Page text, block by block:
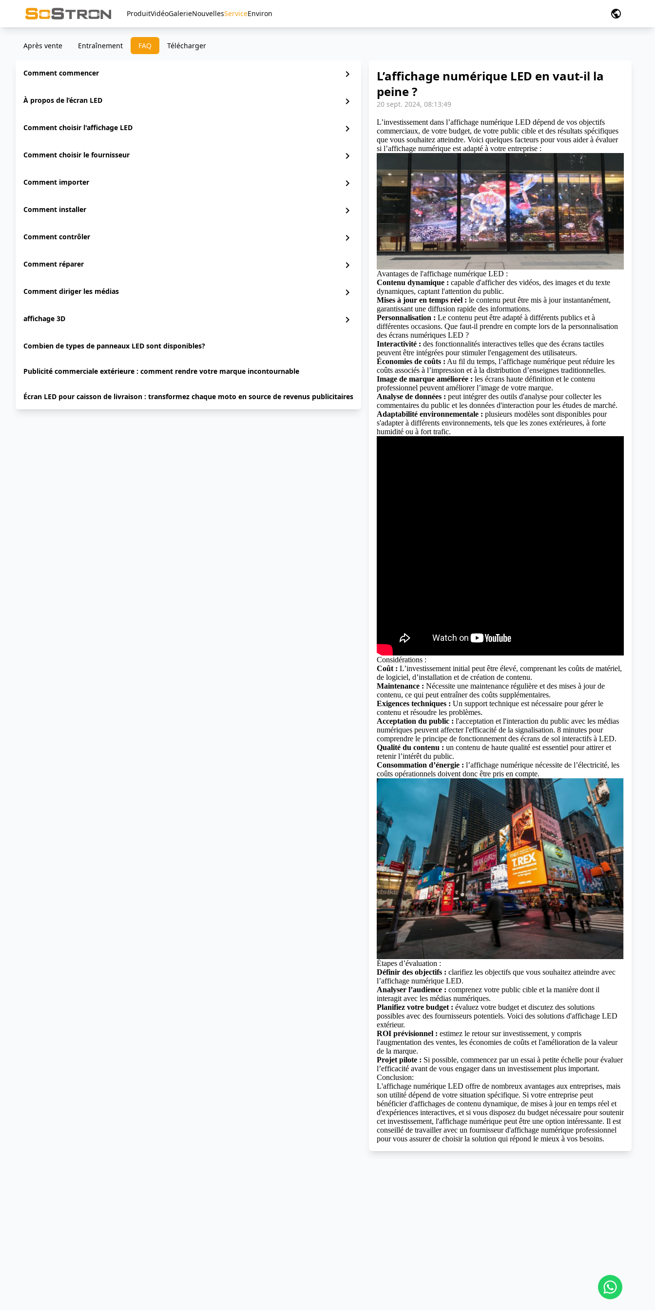
ProduitVidéoGalerieNouvellesServiceEnviron public
Après vente Entraînement FAQ Télécharger
Comment commencer chevron_right
À propos de l’écran LED chevron_right
Comment choisir l'affichage LED chevron_right
Comment choisir le fournisseur chevron_right
Comment importer chevron_right
Comment installer chevron_right
Comment contrôler chevron_right
Comment réparer chevron_right
Comment diriger les médias chevron_right
affichage 3D chevron_right
Combien de types de panneaux LED sont disponibles?
Publicité commerciale extérieure : comment rendre votre marque incontournable
Écran LED pour caisson de livraison : transformez chaque moto en source de revenus publicitaires
L’affichage numérique LED en vaut-il la
peine ?
20 sept. 2024, 08:13:49
L’investissement dans l’affichage numérique LED dépend de vos objectifs
commerciaux, de votre budget, de votre public cible et des résultats spécifiques
que vous souhaitez atteindre. Voici quelques facteurs pour vous aider à évaluer
si l’affichage numérique est adapté à votre entreprise :
Avantages de l'affichage numérique LED :
Contenu dynamique : capable d'afficher des vidéos, des images et du texte
dynamiques, captant l'attention du public.
Mises à jour en temps réel : le contenu peut être mis à jour instantanément,
garantissant une diffusion rapide des informations.
Personnalisation : Le contenu peut être adapté à différents publics et à
différentes occasions. Que faut-il prendre en compte lors de la personnalisation
des écrans numériques LED ?
Interactivité : des fonctionnalités interactives telles que des écrans tactiles
peuvent être intégrées pour stimuler l'engagement des utilisateurs.
Économies de coûts : Au fil du temps, l’affichage numérique peut réduire les
coûts associés à l’impression et à la distribution d’enseignes traditionnelles.
Image de marque améliorée : les écrans haute définition et le contenu
professionnel peuvent améliorer l’image de votre marque.
Analyse de données : peut intégrer des outils d'analyse pour collecter les
commentaires du public et les données d'interaction pour les études de marché.
Adaptabilité environnementale : plusieurs modèles sont disponibles pour
s'adapter à différents environnements, tels que les zones extérieures, à forte
humidité ou à fort trafic.
Considérations :
Coût : L’investissement initial peut être élevé, comprenant les coûts de matériel,
de logiciel, d’installation et de création de contenu.
Maintenance : Nécessite une maintenance régulière et des mises à jour de
contenu, ce qui peut entraîner des coûts supplémentaires.
Exigences techniques : Un support technique est nécessaire pour gérer le
contenu et résoudre les problèmes.
Acceptation du public : l'acceptation et l'interaction du public avec les médias
numériques peuvent affecter l'efficacité de la signalisation. 8 minutes pour
comprendre le principe de fonctionnement des écrans de sol interactifs à LED.
Qualité du contenu : un contenu de haute qualité est essentiel pour attirer et
retenir l’intérêt du public.
Consommation d’énergie : l’affichage numérique nécessite de l’électricité, les
coûts opérationnels doivent donc être pris en compte.
Étapes d’évaluation :
Définir des objectifs : clarifiez les objectifs que vous souhaitez atteindre avec
l’affichage numérique LED.
Analyser l’audience : comprenez votre public cible et la manière dont il
interagit avec les médias numériques.
Planifiez votre budget : évaluez votre budget et discutez des solutions
possibles avec des fournisseurs potentiels. Voici des solutions d'affichage LED
extérieur.
ROI prévisionnel : estimez le retour sur investissement, y compris
l'augmentation des ventes, les économies de coûts et l'amélioration de la valeur
de la marque.
Projet pilote : Si possible, commencez par un essai à petite échelle pour évaluer
l’efficacité avant de vous engager dans un investissement plus important.
Conclusion:
L'affichage numérique LED offre de nombreux avantages aux entreprises, mais
son utilité dépend de votre situation spécifique. Si votre entreprise peut
bénéficier d'affichages de contenu dynamique, de mises à jour en temps réel et
d'expériences interactives, et si vous disposez du budget nécessaire pour soutenir
cet investissement, l'affichage numérique peut être une option intéressante. Il est
conseillé de travailler avec un fournisseur d'affichage numérique professionnel
pour vous assurer de choisir la solution qui répond le mieux à vos besoins.